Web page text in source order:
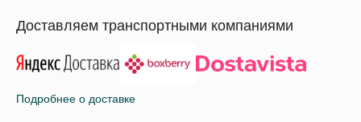
Доставляем транспортными компаниями
Подробнее о доставке